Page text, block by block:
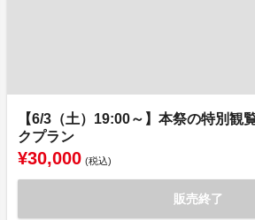
【6/3（土）19:00～】本祭の特別観
クプラン
¥30,000 (税込)
販売終了